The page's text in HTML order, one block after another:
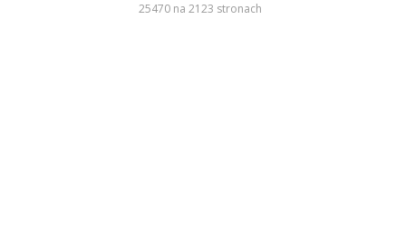
25470 na 2123 stronach